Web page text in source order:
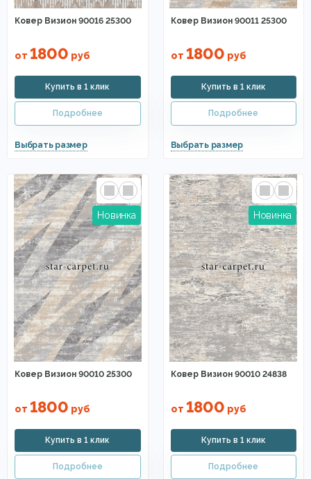
Ковер Визион 90016 25300
от 1800 руб
Ковер Визион 90011 25300
от 1800 руб
Ковер Визион 90010 25300
от 1800 руб
Ковер Визион 90010 24838
от 1800 руб